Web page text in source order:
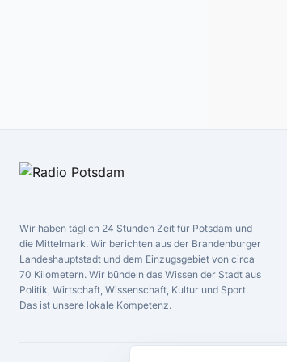
Wir haben täglich 24 Stunden Zeit für Potsdam und
die Mittelmark. Wir berichten aus der Brandenburger
Landeshauptstadt und dem Einzugsgebiet von circa
70 Kilometern. Wir bündeln das Wissen der Stadt aus
Politik, Wirtschaft, Wissenschaft, Kultur und Sport.
Das ist unsere lokale Kompetenz.